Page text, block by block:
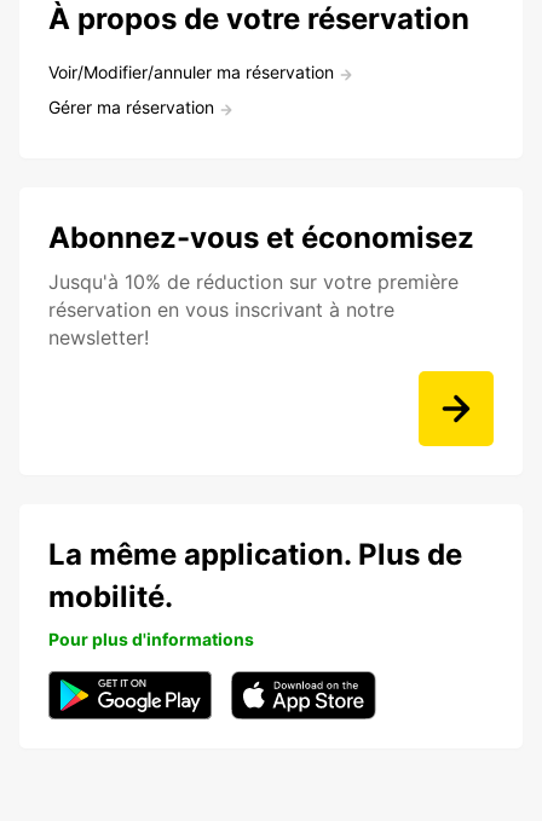
À propos de votre réservation
Voir/Modifier/annuler ma réservation
Gérer ma réservation
Abonnez-vous et économisez
Jusqu'à 10% de réduction sur votre première
réservation en vous inscrivant à notre
newsletter!
La même application. Plus de
mobilité.
Pour plus d'informations